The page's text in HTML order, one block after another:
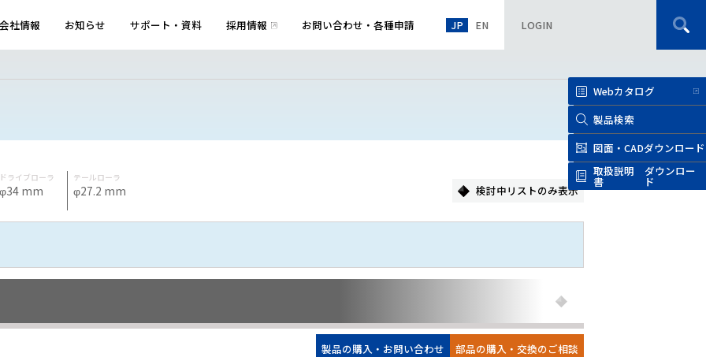
会社情報 お知らせ サポート・資料 採用情報 お問い合わせ ・ 各種申請 JP EN LOGIN
Webカタログ
製品検索
図面・CADダウンロード
取扱説明
書
ダウンロー
ド
ライブローラ
mm
テールローラ
φ27.2 mm 検討中リストのみ表示
製品の購入・お問い合わせ 部品の購入・交換のご相談